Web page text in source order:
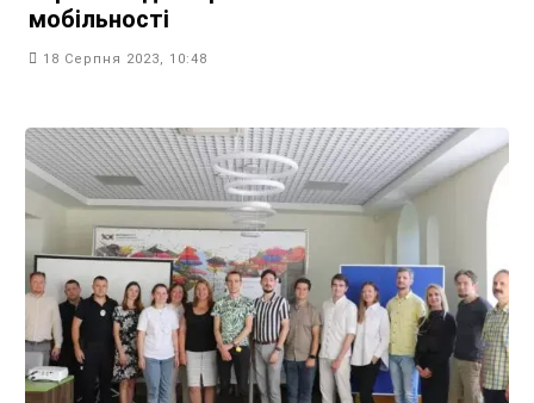
мобільності
18 Серпня 2023, 10:48